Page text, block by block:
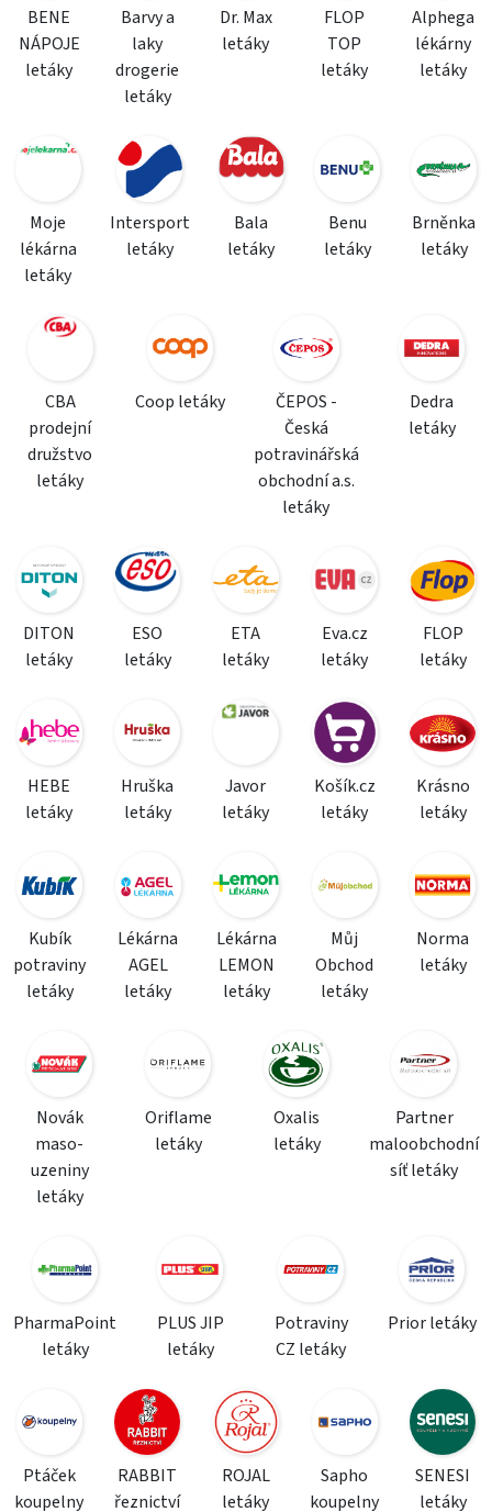
BENE
NÁPOJE
letáky
Barvy a
laky
drogerie
letáky
Dr. Max
letáky
FLOP
TOP
letáky
Alphega
lékárny
letáky
Moje
lékárna
letáky
Intersport
letáky
Bala
letáky
Benu
letáky
Brněnka
letáky
CBA
prodejní
družstvo
letáky
Coop letáky
ČEPOS -
Česká
potravinářská
obchodní a.s.
letáky
Dedra
letáky
DITON
letáky
ESO
letáky
ETA
letáky
Eva.cz
letáky
FLOP
letáky
HEBE
letáky
Hruška
letáky
Javor
letáky
Košík.cz
letáky
Krásno
letáky
Kubík
potraviny
letáky
Lékárna
AGEL
letáky
Lékárna
LEMON
letáky
Můj
Obchod
letáky
Norma
letáky
Novák
maso-
uzeniny
letáky
Oriflame
letáky
Oxalis
letáky
Partner
maloobchodní
síť letáky
PharmaPoint
letáky
PLUS JIP
letáky
Potraviny
CZ letáky
Prior letáky
Ptáček
koupelny
RABBIT
řeznictví
ROJAL
letáky
Sapho
koupelny
SENESI
letáky